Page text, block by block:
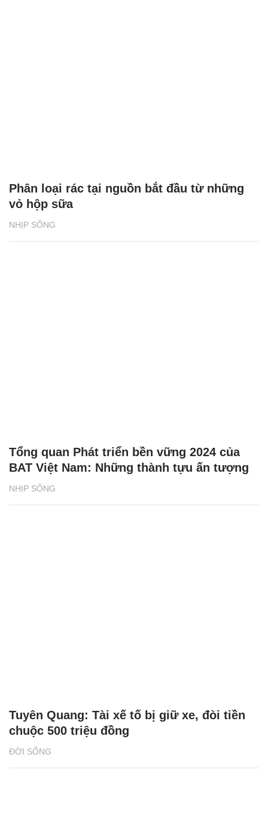
NHỊP SỐNG
Phân loại rác tại nguồn bắt đầu từ những
vỏ hộp sữa
NHỊP SỐNG
Tổng quan Phát triển bền vững 2024 của
BAT Việt Nam: Những thành tựu ấn tượng
ĐỜI SỐNG
Tuyên Quang: Tài xế tố bị giữ xe, đòi tiền
chuộc 500 triệu đồng